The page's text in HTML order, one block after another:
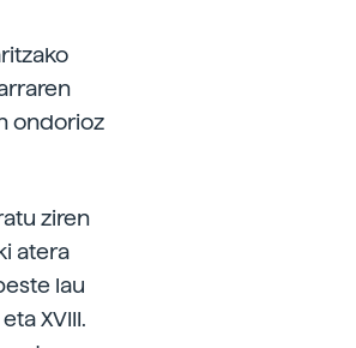
ondorioz
ziren
atera
lau
XVIII.